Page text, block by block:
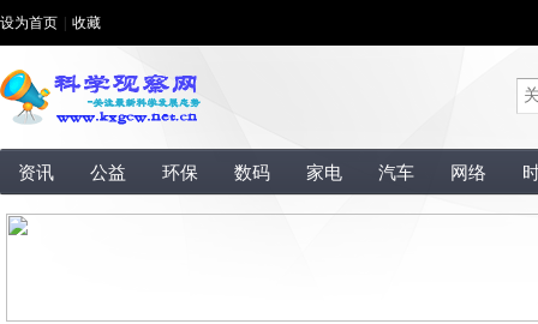
设为首页 收藏
资讯 公益 环保 数码 家电 汽车 网络